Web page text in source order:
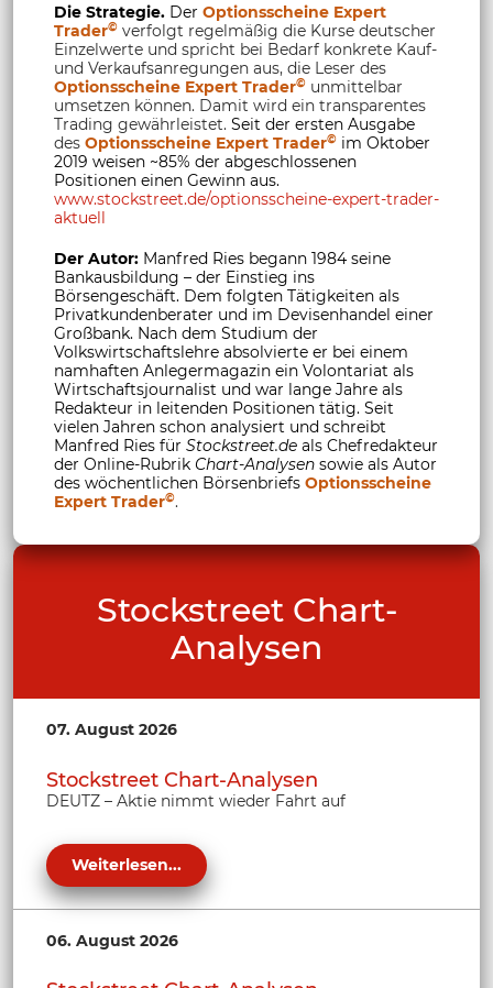
Die Strategie. Der Optionsscheine Expert
Trader© verfolgt regelmäßig die Kurse deutscher
Einzelwerte und spricht bei Bedarf konkrete Kauf-
und Verkaufsanregungen aus, die Leser des
Optionsscheine Expert Trader© unmittelbar
umsetzen können. Damit wird ein transparentes
Trading gewährleistet. Seit der ersten Ausgabe
des Optionsscheine Expert Trader© im Oktober
2019 weisen ~85% der abgeschlossenen
Positionen einen Gewinn aus.
www.stockstreet.de/optionsscheine-expert-trader-
aktuell
Der Autor: Manfred Ries begann 1984 seine
Bankausbildung – der Einstieg ins
Börsengeschäft. Dem folgten Tätigkeiten als
Privatkundenberater und im Devisenhandel einer
Großbank. Nach dem Studium der
Volkswirtschaftslehre absolvierte er bei einem
namhaften Anlegermagazin ein Volontariat als
Wirtschaftsjournalist und war lange Jahre als
Redakteur in leitenden Positionen tätig. Seit
vielen Jahren schon analysiert und schreibt
Manfred Ries für Stockstreet.de als Chefredakteur
der Online-Rubrik Chart-Analysen sowie als Autor
des wöchentlichen Börsenbriefs Optionsscheine
Expert Trader©.
Stockstreet Chart-
Analysen
07. August 2026
Stockstreet Chart-Analysen
DEUTZ – Aktie nimmt wieder Fahrt auf
Weiterlesen...
06. August 2026